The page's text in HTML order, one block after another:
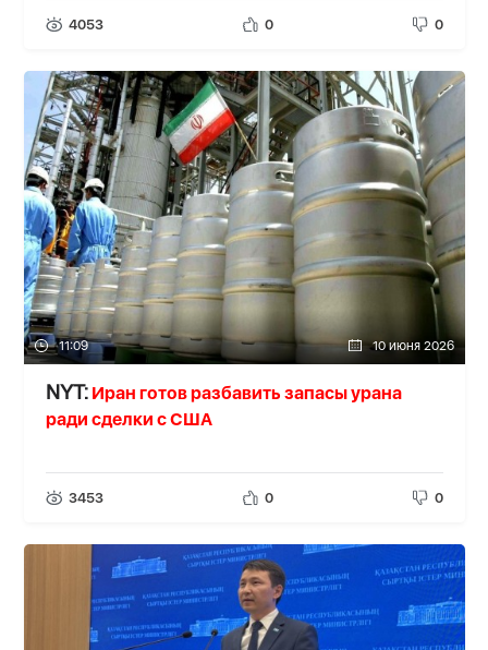
4053 0 0
11:09 10 июня 2026
NYT:Иран готов разбавить запасы урана
ради сделки с США
3453 0 0